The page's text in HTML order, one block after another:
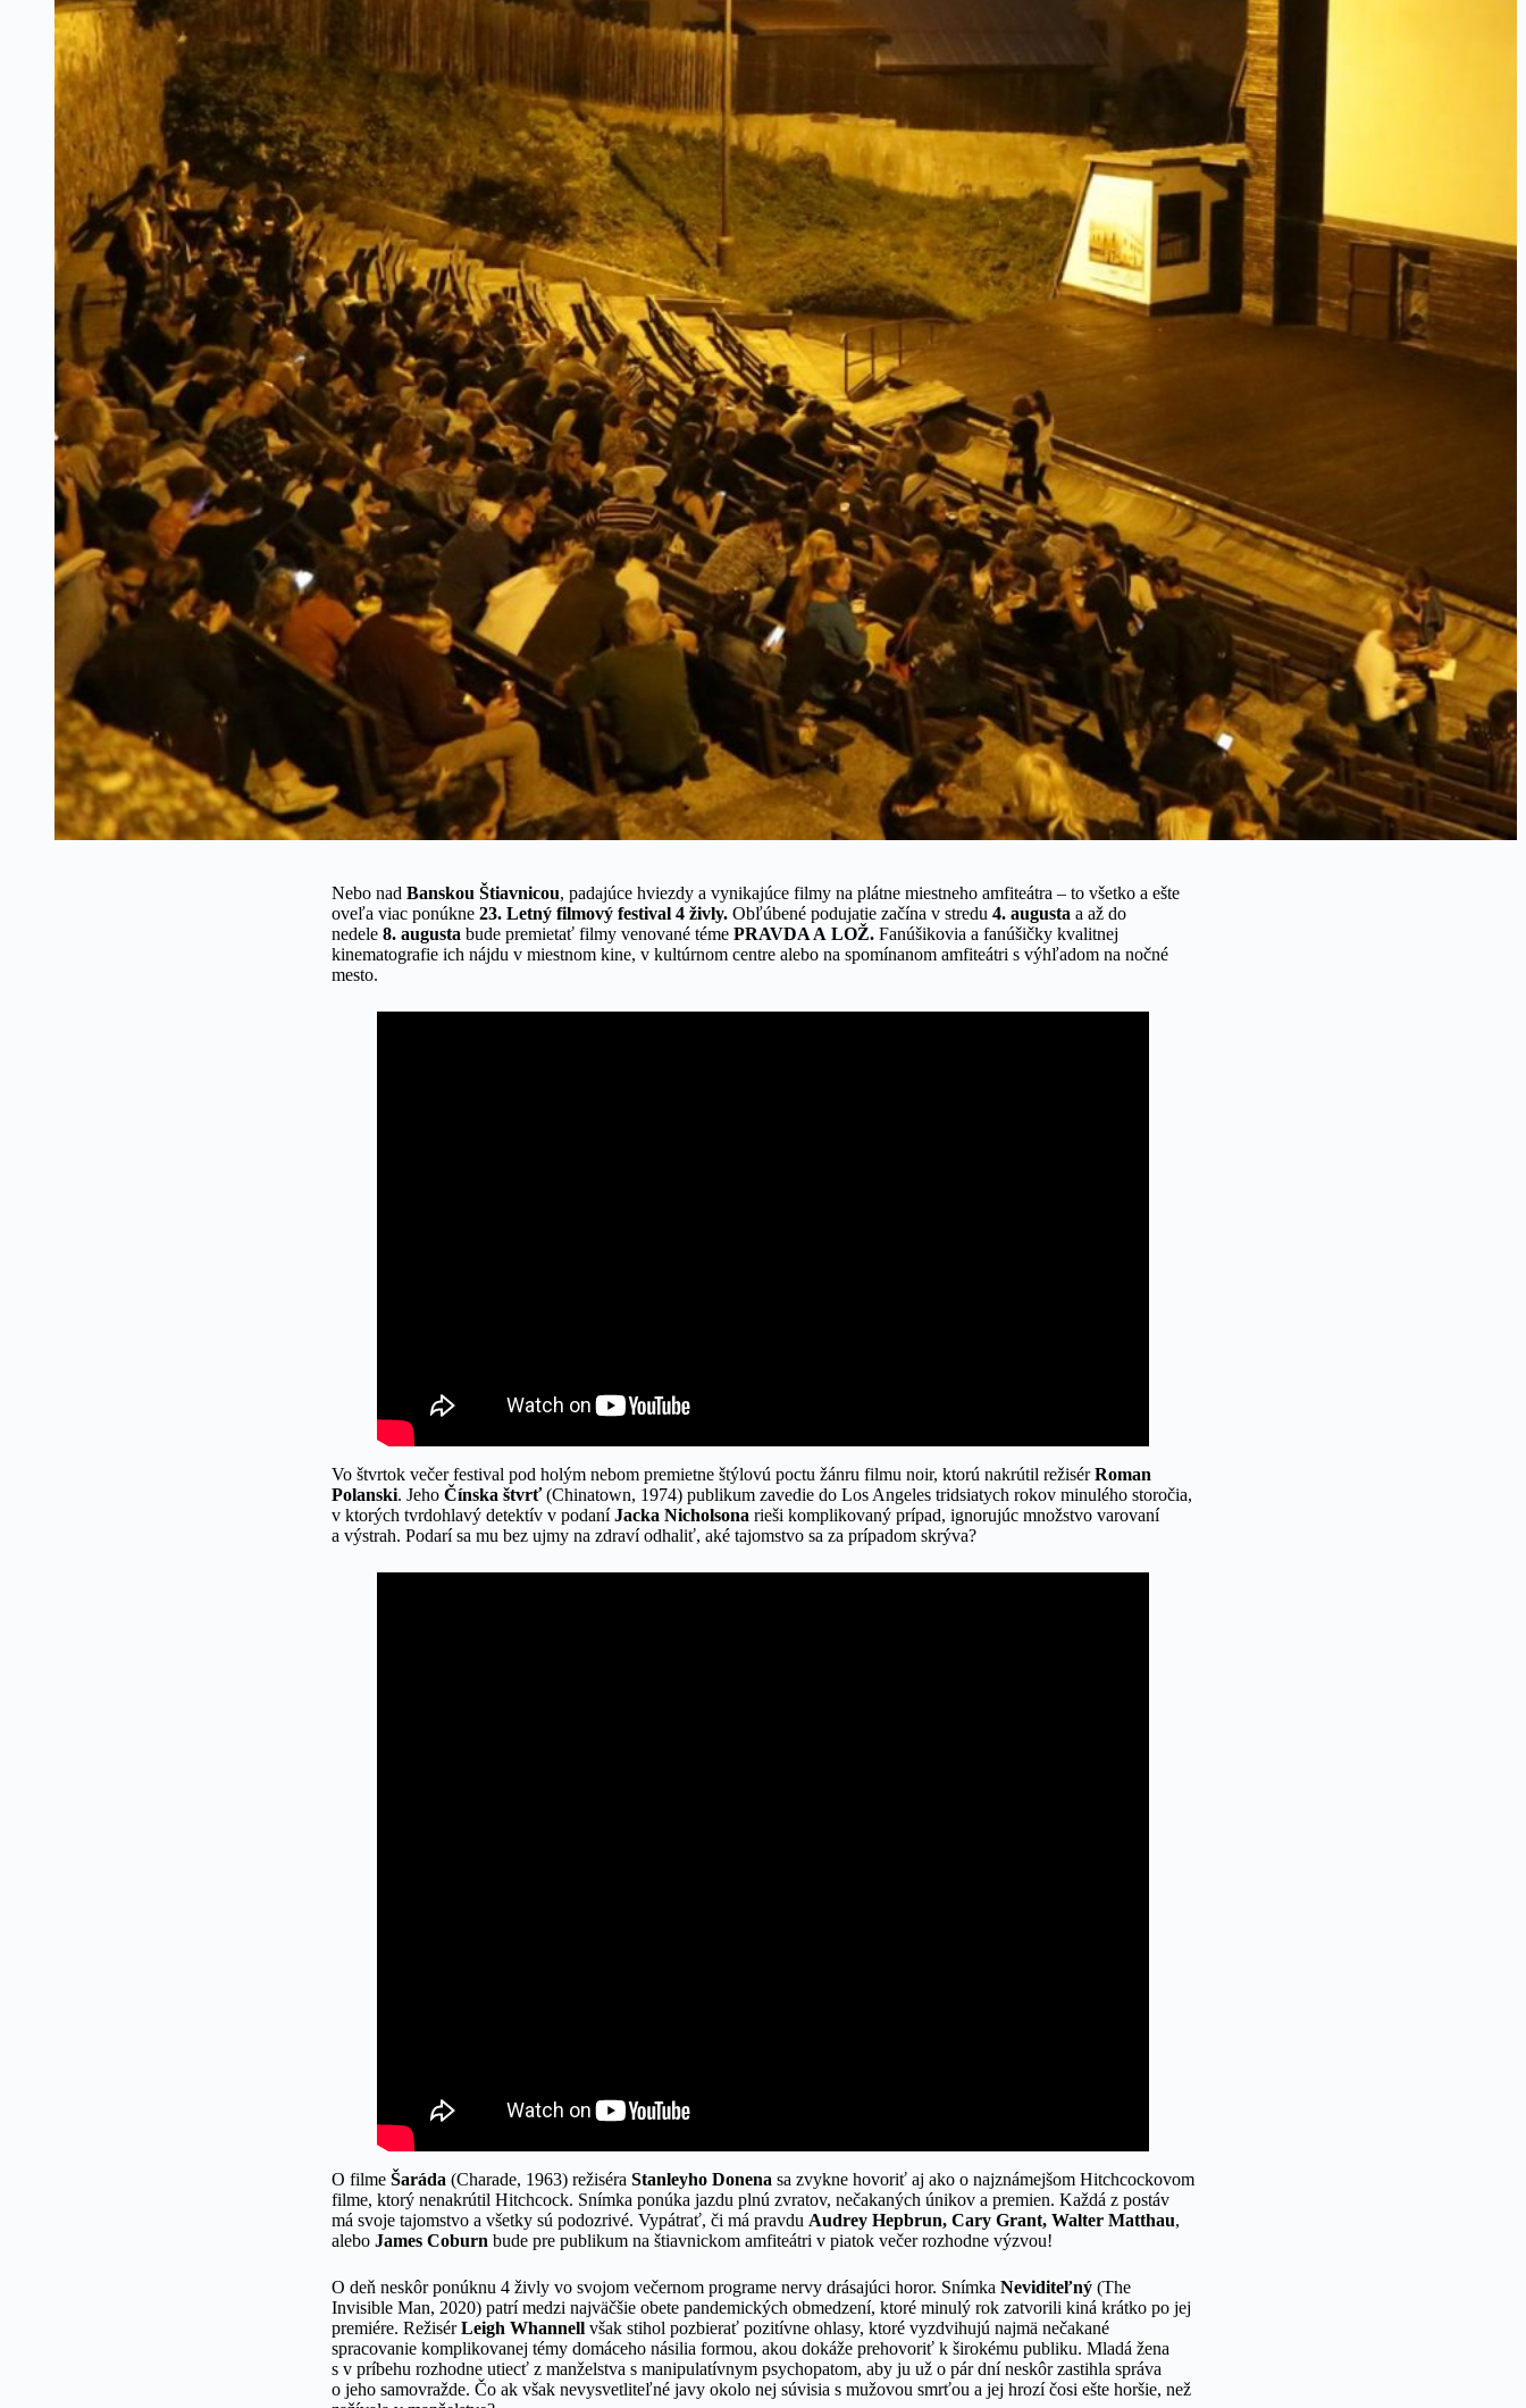
Nebo nad Banskou Štiavnicou, padajúce hviezdy a vynikajúce filmy na plátne miestneho amfiteátra – to všetko a ešte
oveľa viac ponúkne 23. Letný filmový festival 4 živly. Obľúbené podujatie začína v stredu 4. augusta a až do
nedele 8. augusta bude premietať filmy venované téme PRAVDA A LOŽ. Fanúšikovia a fanúšičky kvalitnej
kinematografie ich nájdu v miestnom kine, v kultúrnom centre alebo na spomínanom amfiteátri s výhľadom na nočné
mesto.
Vo štvrtok večer festival pod holým nebom premietne štýlovú poctu žánru filmu noir, ktorú nakrútil režisérRoman
Polanski. Jeho Čínska štvrť(Chinatown, 1974) publikum zavedie do Los Angeles tridsiatych rokov minulého storočia,
v ktorých tvrdohlavý detektív v podaníJacka Nicholsona rieši komplikovaný prípad, ignorujúc množstvo varovaní
a výstrah. Podarí sa mu bez ujmy na zdraví odhaliť, aké tajomstvo sa za prípadom skrýva?
O filme Šaráda (Charade, 1963) režiséra Stanleyho Donena sa zvykne hovoriť aj ako o najznámejšom Hitchcockovom
filme, ktorý nenakrútil Hitchcock. Snímka ponúka jazdu plnú zvratov, nečakaných únikov a premien. Každá z postáv
má svoje tajomstvo a všetky sú podozrivé. Vypátrať, či má pravdu Audrey Hepbrun, Cary Grant, Walter Matthau,
alebo James Coburn bude pre publikum na štiavnickom amfiteátri v piatok večer rozhodne výzvou!
O deň neskôr ponúknu 4 živly vo svojom večernom programe nervy drásajúci horor. Snímka Neviditeľný (The
Invisible Man, 2020) patrí medzi najväčšie obete pandemických obmedzení, ktoré minulý rok zatvorili kiná krátko po jej
premiére. RežisérLeigh Whannell však stihol pozbierať pozitívne ohlasy, ktoré vyzdvihujú najmä nečakané
spracovanie komplikovanej témy domáceho násilia formou, akou dokáže prehovoriť k širokému publiku. Mladá žena
s v príbehu rozhodne utiecť z manželstva s manipulatívnym psychopatom, aby ju už o pár dní neskôr zastihla správa
o jeho samovražde. Čo ak však nevysvetliteľné javy okolo nej súvisia s mužovou smrťou a jej hrozí čosi ešte horšie, než